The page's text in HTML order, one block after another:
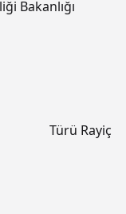
Bakanlığı
Türü Rayiç